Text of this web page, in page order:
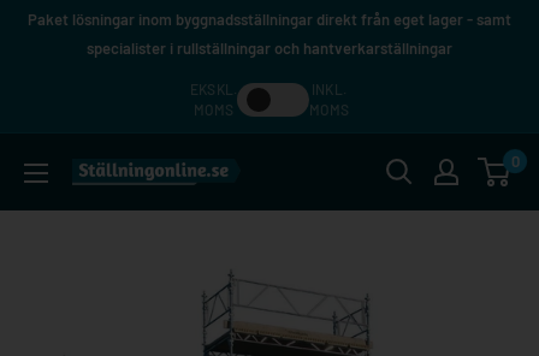
HoppaPaket lösningar inom byggnadsställningar direkt från eget lager - samt
specialister i rullställningar och hantverkarställningar
EKSKL.
MOMS
INKL.
MOMS
Ställningonline.se
0